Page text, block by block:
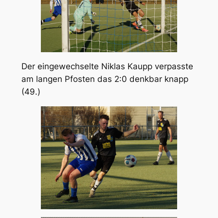
Der eingewechselte Niklas Kaupp verpasste
am langen Pfosten das 2:0 denkbar knapp
(49.)